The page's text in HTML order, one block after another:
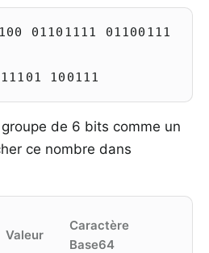
01101111 01100111
100111
de 6 bits comme un
ce nombre dans
Valeur
Caractère
Base64